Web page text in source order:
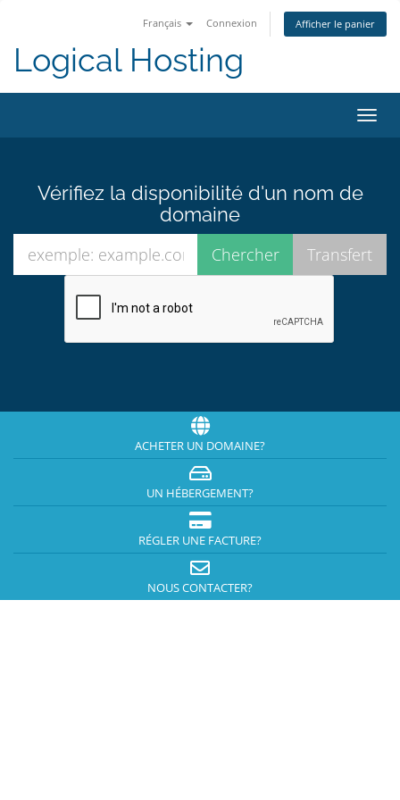
Français Connexion Afficher le panier
Logical Hosting
la
Vérifiez la disponibilité d'un nom de
domaine
ACHETER UN DOMAINE?
UN HÉBERGEMENT?
RÉGLER UNE FACTURE?
NOUS CONTACTER?